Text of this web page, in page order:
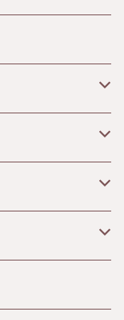
★効果：シミ、透明
せ。 全成分：